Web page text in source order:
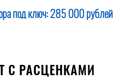
под ключ: 285 000 рублей
С РАСЦЕНКАМИ